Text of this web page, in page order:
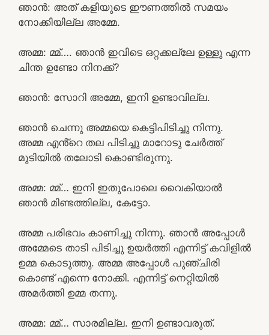
ഞാൻ: അത് കളിയുടെ ഈണത്തിൽ സമയം
നോക്കിയില്ല അമ്മേ.
അമ്മ: മ്മ്…. ഞാൻ ഇവിടെ ഒറ്റക്കല്ലേ ഉള്ളു എന്ന
ചിന്ത ഉണ്ടോ നിനക്ക്?
ഞാൻ: സോറി അമ്മേ, ഇനി ഉണ്ടാവില്ല.
ഞാൻ ചെന്നു അമ്മയെ കെട്ടിപിടിച്ചു നിന്നു.
അമ്മ എൻ്റെ തല പിടിച്ചു മാറോടു ചേർത്ത്
മുടിയിൽ തലോടി കൊണ്ടിരുന്നു.
അമ്മ: മ്മ്… ഇനി ഇതുപോലെ വൈകിയാൽ
ഞാൻ മിണ്ടത്തില്ല, കേട്ടോ.
അമ്മ പരിഭവം കാണിച്ചു നിന്നു. ഞാൻ അപ്പോൾ
അമ്മേടെ താടി പിടിച്ചു ഉയർത്തി എന്നിട്ട് കവിളിൽ
ഉമ്മ കൊടുത്തു. അമ്മ അപ്പോൾ പുഞ്ചിരി
കൊണ്ട് എന്നെ നോക്കി. എന്നിട്ട് നെറ്റിയിൽ
അമർത്തി ഉമ്മ തന്നു.
അമ്മ: മ്മ്… സാരമില്ല. ഇനി ഉണ്ടാവരുത്.